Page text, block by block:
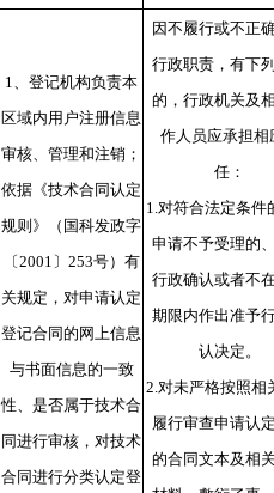
1、登记机构负责本
区域内用户注册信息
审核、管理和注销；
依据《技术合同认定
规则》（国科发政字
〔2001〕253号）有
关规定，对申请认定
登记合同的网上信息
与书面信息的一致
性、是否属于技术合
同进行审核，对技术
合同进行分类认定登
因不履行或不正
行政职责，有下
的，行政机关及
作人员应承担相
任：
1.对符合法定条件
申请不予受理的
行政确认或者不
期限内作出准予
认决定。
2.对未严格按照相
履行审查申请认
的合同文本及相